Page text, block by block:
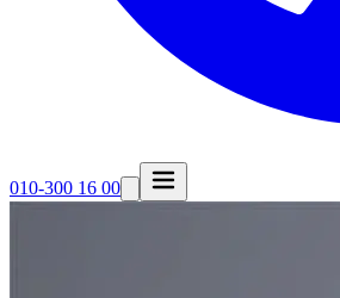
010-300 16 00